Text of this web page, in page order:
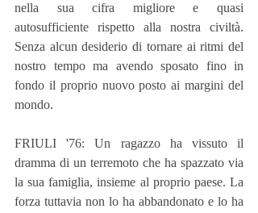
nella sua cifra migliore e quasi
autosufficiente rispetto alla nostra civiltà.
Senza alcun desiderio di tornare ai ritmi del
nostro tempo ma avendo sposato fino in
fondo il proprio nuovo posto ai margini del
mondo.
FRIULI '76: Un ragazzo ha vissuto il
dramma di un terremoto che ha spazzato via
la sua famiglia, insieme al proprio paese. La
forza tuttavia non lo ha abbandonato e lo ha